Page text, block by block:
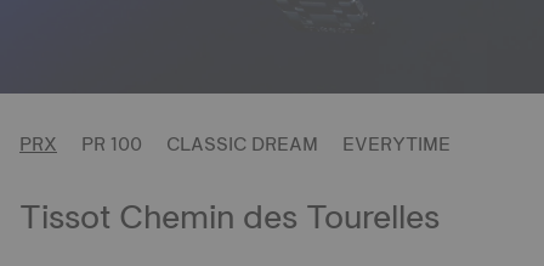
PRX PR 100 CLASSIC DREAM EVERYTIME
Tissot Chemin des Tourelles